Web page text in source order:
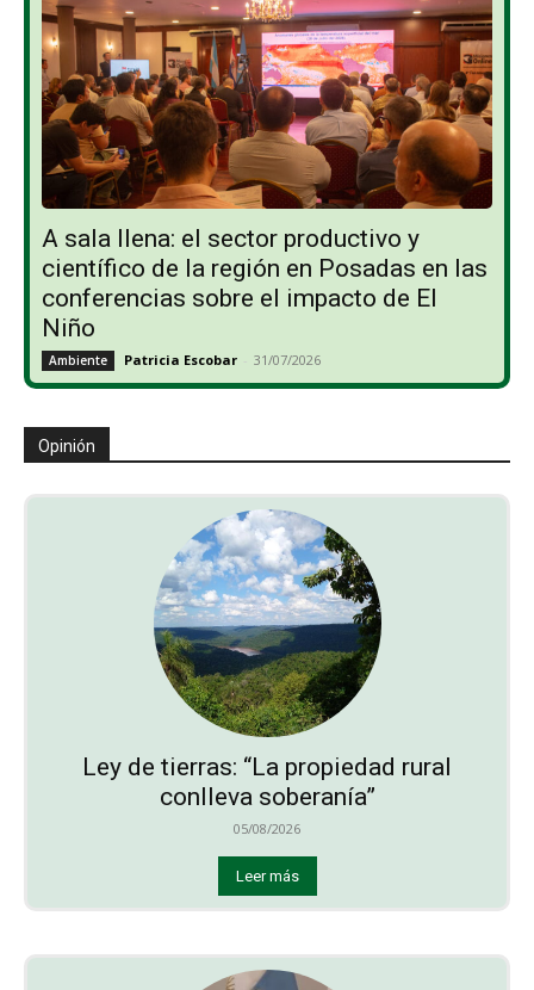
A sala llena: el sector productivo y
científico de la región en Posadas en las
conferencias sobre el impacto de El
Niño
Ambiente Patricia Escobar - 31/07/2026
Opinión
Ley de tierras: “La propiedad rural
conlleva soberanía”
05/08/2026
Leer más